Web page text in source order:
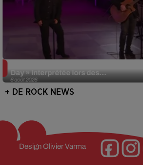
6 août 2026
Day » interprétée lors des...
+ DE ROCK NEWS
Design Olivier Varma